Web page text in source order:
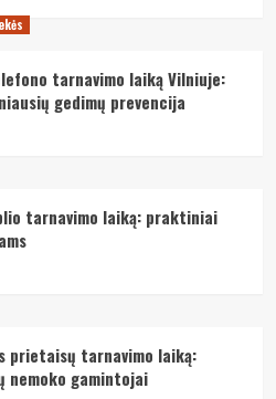
tarnavimo laiką Vilniuje:
gedimų prevencija
tarnavimo laiką: praktiniai
prietaisų tarnavimo laiką:
gamintojai